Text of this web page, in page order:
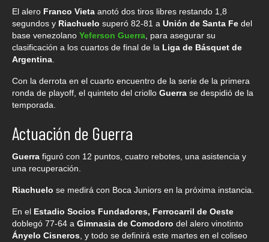
El alero Franco Vieta anotó dos tiros libres restando 1,8
segundos y Riachuelo superó 82-81 a Unión de Santa Fe del
base venezolano Yeferson Guerra , para asegurar su
clasificación a los cuartos de final de la Liga de Básquet de
Argentina
Con la derrota en el cuarto encuentro de la serie de la primera
ronda de playoff, el quinteto del criollo Guerra se despidió de la
temporada.
Actuación de Guerra
Guerra figuró con 12 puntos, cuatro rebotes, una asistencia y
una recuperación.
Riachuelo se medirá con Boca Juniors en la próxima instancia.
En el Estadio Socios Fundadores, Ferrocarril de Oeste
doblegó 77-64 a Gimnasia de Comodoro del alero vinotinto
Ányelo Cisneros , y todo se definirá este martes en el coliseo